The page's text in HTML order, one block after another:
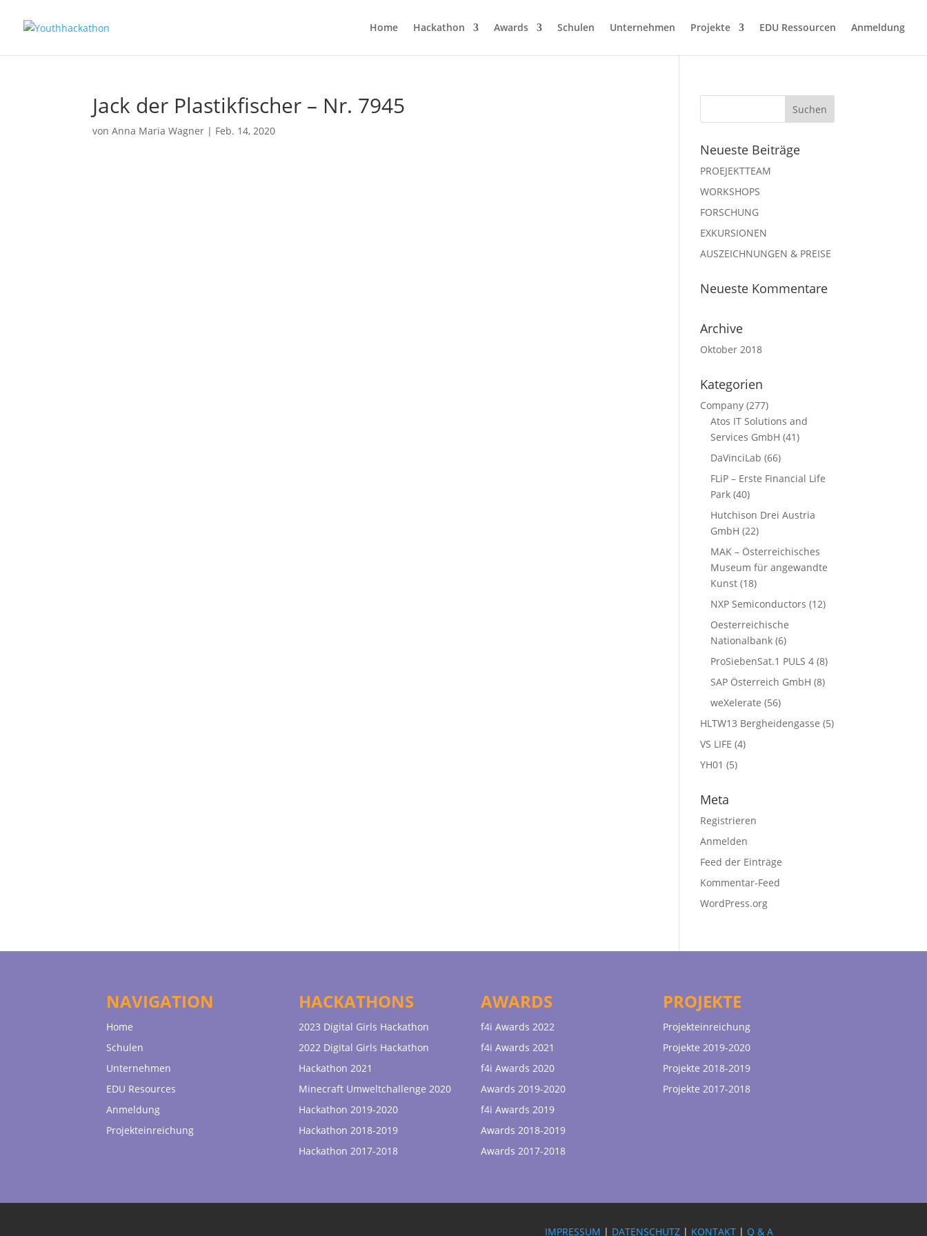
Home Hackathon Awards Schulen Unternehmen Projekte EDU Ressourcen Anmeldung
Jack der Plastikfischer – Nr. 7945
vonAnna Maria Wagner | Feb. 14, 2020
Neueste Beiträge
PROEJEKTTEAM
WORKSHOPS
FORSCHUNG
EXKURSIONEN
AUSZEICHNUNGEN & PREISE
Neueste Kommentare
Archive
Oktober 2018
Kategorien
Company (277)
Atos IT Solutions and
Services GmbH (41)
DaVinciLab (66)
FLiP – Erste Financial Life
Park (40)
Hutchison Drei Austria
GmbH (22)
MAK – Österreichisches
Museum für angewandte
Kunst (18)
NXP Semiconductors (12)
Oesterreichische
Nationalbank (6)
ProSiebenSat.1 PULS 4 (8)
SAP Österreich GmbH (8)
weXelerate (56)
HLTW13 Bergheidengasse (5)
VS LIFE (4)
YH01 (5)
Meta
Registrieren
Anmelden
Feed der Einträge
Kommentar-Feed
WordPress.org
NAVIGATION
Home
Schulen
Unternehmen
EDU Resources
Anmeldung
Projekteinreichung
HACKATHONS
2023 Digital Girls Hackathon
2022 Digital Girls Hackathon
Hackathon 2021
Minecraft Umweltchallenge 2020
Hackathon 2019-2020
Hackathon 2018-2019
Hackathon 2017-2018
AWARDS
f4i Awards 2022
f4i Awards 2021
f4i Awards 2020
Awards 2019-2020
f4i Awards 2019
Awards 2018-2019
Awards 2017-2018
PROJEKTE
Projekteinreichung
Projekte 2019-2020
Projekte 2018-2019
Projekte 2017-2018
IMPRESSUM | DATENSCHUTZ | KONTAKT | Q & A